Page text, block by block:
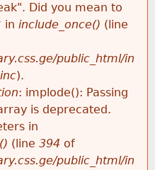
Did you mean to
in include_once() (line
public_html/in
).
: implode(): Passing
is deprecated.
in
(line 394 of
public_html/in